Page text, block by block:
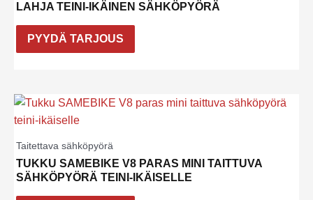
LAHJA TEINI-IKÄINEN SÄHKÖPYÖRÄ
PYYDÄ TARJOUS
Taitettava sähköpyörä
TUKKU SAMEBIKE V8 PARAS MINI TAITTUVA
SÄHKÖPYÖRÄ TEINI-IKÄISELLE